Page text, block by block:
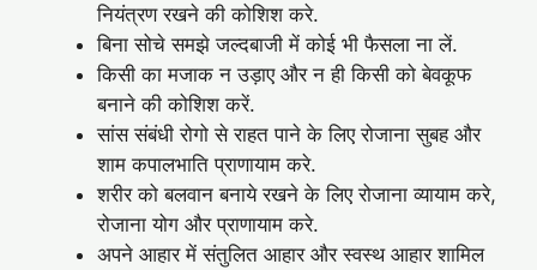
नियंत्रण रखने की कोशिश करे.
बिना सोचे समझे जल्दबाजी में कोई भी फैसला ना लें.
किसी का मजाक न उड़ाए और न ही किसी को बेवकूफ
बनाने की कोशिश करें.
सांस संबंधी रोगो से राहत पाने के लिए रोजाना सुबह और
शाम कपालभाति प्राणायाम करे.
शरीर को बलवान बनाये रखने के लिए रोजाना व्यायाम करे,
रोजाना योग और प्राणायाम करे.
अपने आहार में संतुलित आहार और स्वस्थ आहार शामिल